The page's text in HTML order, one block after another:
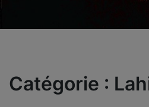
Catégorie :